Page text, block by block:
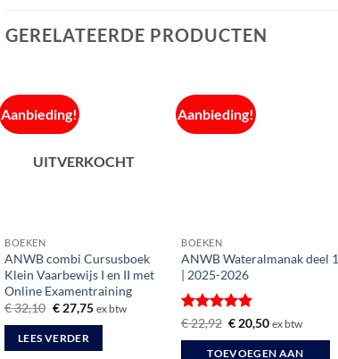
GERELATEERDE PRODUCTEN
Aanbieding!
UITVERKOCHT
BOEKEN
ANWB combi Cursusboek
Klein Vaarbewijs I en II met
Online Examentraining
€32,10 Oorspronkelijke
was:
€ 32,10.
€27,75Huidige
ex btw
LEES VERDER
Aanbieding!
BOEKEN
ANWB Wateralmanak deel 1
| 2025-2026
Gewaardeerd
€22,92 Oorspronkelijke
prijs
was:
€ 20,50Huidige
is:
ex btw
TOEVOEGEN AAN